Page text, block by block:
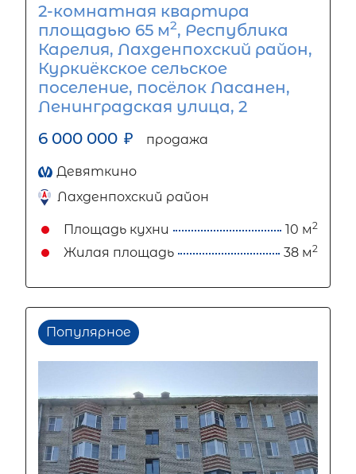
2-комнатная квартира
площадью 65 м2, Республика
Карелия, Лахденпохский район,
Куркиёкское сельское
поселение, посёлок Ласанен,
Ленинградская улица, 2
6 000 000 ₽ продажа
Девяткино
Лахденпохский район
Площадь кухни 10 м2
Жилая площадь 38 м2
Популярное